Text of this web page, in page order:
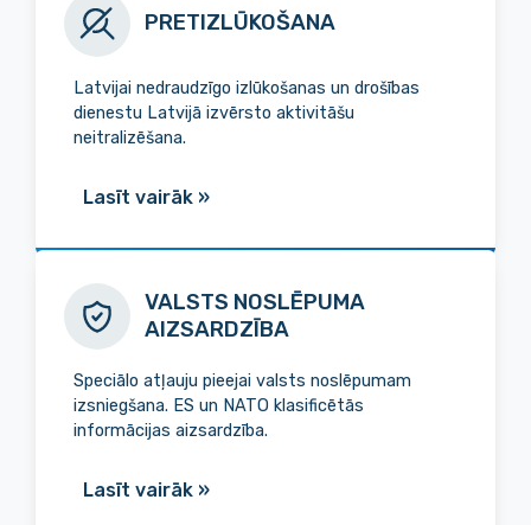
PRETIZLŪKOŠANA
Latvijai nedraudzīgo izlūkošanas un drošības
dienestu Latvijā izvērsto aktivitāšu
neitralizēšana.
Lasīt vairāk »
VALSTS NOSLĒPUMA
AIZSARDZĪBA
Speciālo atļauju pieejai valsts noslēpumam
izsniegšana. ES un NATO klasificētās
informācijas aizsardzība.
Lasīt vairāk »